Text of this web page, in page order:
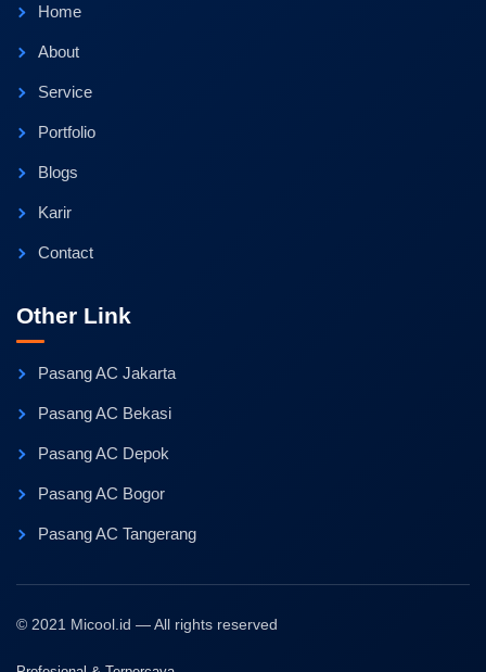
Home
About
Service
Portfolio
Blogs
Karir
Contact
Other Link
Pasang AC Jakarta
Pasang AC Bekasi
Pasang AC Depok
Pasang AC Bogor
Pasang AC Tangerang
© 2021 Micool.id — All rights reserved